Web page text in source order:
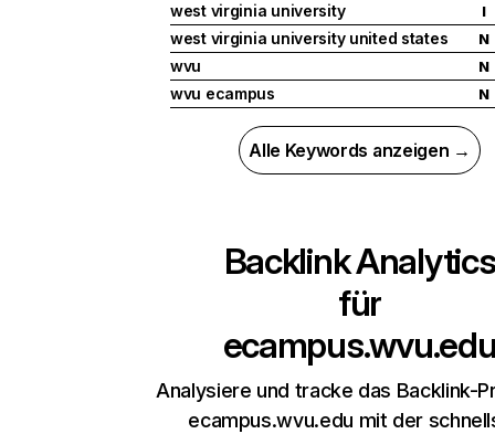
west virginia university I
west virginia university united states N
wvu N
wvu ecampus N
Alle Keywords anzeigen →
Backlink Analytics
für
Analysiere und tracke das Backlink-
ecampus.wvu.edu mit der